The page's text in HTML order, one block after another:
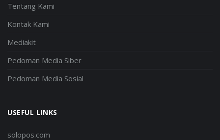
Tentang Kami
Kontak Kami
Mediakit
Pedoman Media Siber
Pedoman Media Sosial
USEFUL LINKS
solopos.com